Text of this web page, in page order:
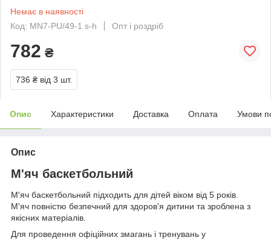
Немає в наявності
Код: MN7-PU/49-1 s-h
Опт і роздріб
782 ₴
736 ₴ від 3 шт.
Опис Характеристики Доставка Оплата Умови
Опис
М'яч баскетбольний
М'яч баскетбольний підходить для дітей віком від 5 років.
М'яч повністю безпечний для здоров'я дитини та зроблена з
якісних матеріалів.
Для проведення офіційних змагань і тренувань у